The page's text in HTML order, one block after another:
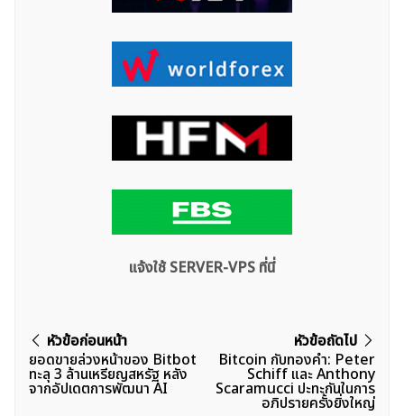
แจ้งใช้ SERVER-VPS ที่นี่
แนะแนว
เรื่อง
หัวข้อก่อนหน้า
ยอดขายล่วงหน้าของ Bitbot
ทะลุ 3 ล้านเหรียญสหรัฐ หลัง
จากอัปเดตการพัฒนา AI
หัวข้อถัดไป
Bitcoin กับทองคำ: Peter
Schiff และ Anthony
Scaramucci ปะทะกันในการ
อภิปรายครั้งยิ่งใหญ่